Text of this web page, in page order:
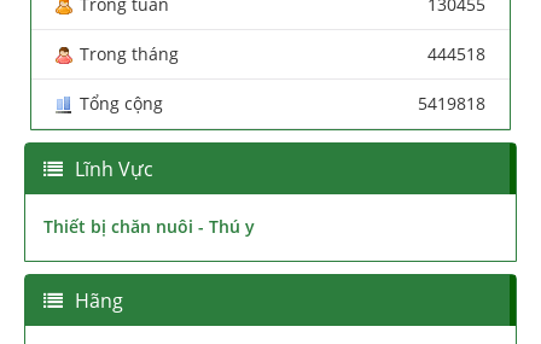
Trong tháng 444518
Tổng cộng 5419818
Lĩnh Vực
Thiết bị chăn nuôi - Thú y
Hãng